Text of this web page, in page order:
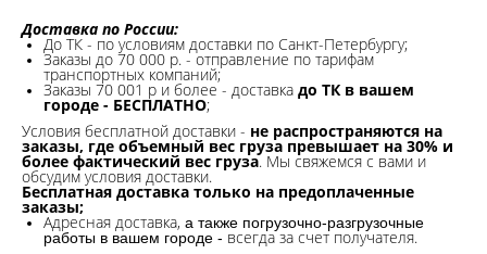
Доставка по России:
До ТК - по условиям доставки по Санкт-Петербургу;
Заказы до 70 000 р. - отправление по тарифам
транспортных компаний;
Заказы 70 001 р и более - доставка до ТК в вашем
городе - БЕСПЛАТНО;
Условия бесплатной доставки - не распространяются на
заказы, где объемный вес груза превышает на 30% и
более фактический вес груза. Мы свяжемся с вами и
обсудим условия доставки.
Бесплатная доставка только на предоплаченные
заказы;
Адресная доставка, а также погрузочно-разгрузочные
работы в вашем городе - всегда за счет получателя.